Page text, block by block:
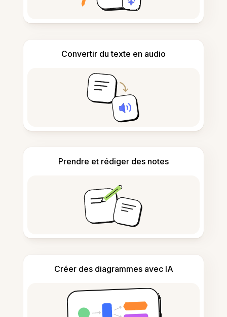
Convertir du texte en audio
Prendre et rédiger des notes
Créer des diagrammes avec IA